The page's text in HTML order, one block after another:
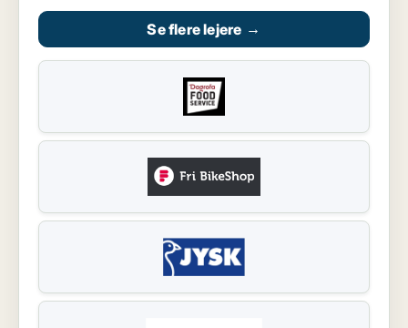
Se flere lejere →